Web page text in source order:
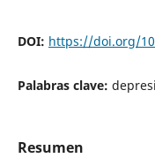
DOI: https://doi.org/
Palabras clave:
Resumen